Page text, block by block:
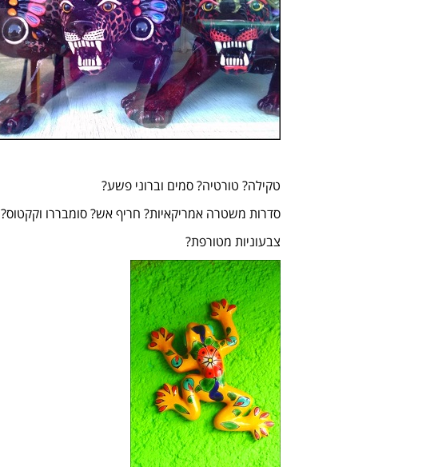
טקילה? טורטיה? סמים וברוני פשע?
סדרות משטרה אמריקאיות? חריף אש? סומבררו וקקטוס?
צבעוניות מטורפת?